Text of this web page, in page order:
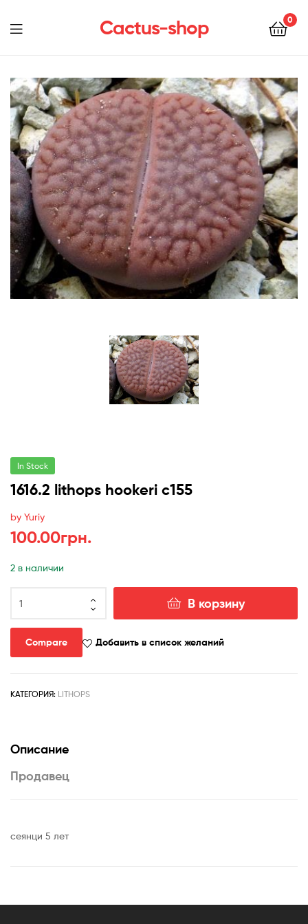
Cactus-shop 0
Menu
In Stock
1616.2 lithops hookeri c155
by Yuriy
100.00грн.
2 в наличии
товара
lithops
hookeri
В корзину
Compare Добавить в список желаний
КАТЕГОРИЯ: LITHOPS
Описание
Продавец
сеянци 5 лет